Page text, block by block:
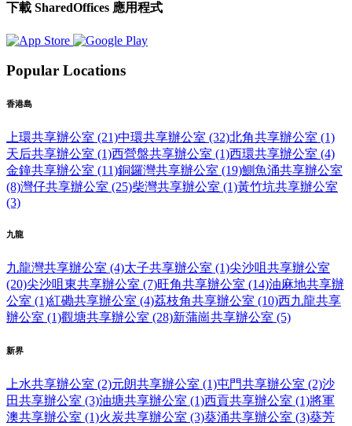
下載 SharedOffices 應用程式
Popular Locations
香港島
上環共享辦公室 (21)中環共享辦公室 (32)北角共享辦公室 (1)
天后共享辦公室 (1)西營盤共享辦公室 (1)西環共享辦公室 (4)
金鐘共享辦公室 (11)銅鑼灣共享辦公室 (19)鰂魚涌共享辦公室
(8)灣仔共享辦公室 (25)柴灣共享辦公室 (1)黃竹坑共享辦公室
(3)
九龍
九龍灣共享辦公室 (4)太子共享辦公室 (1)尖沙咀共享辦公室
(20)尖沙咀東共享辦公室 (7)旺角共享辦公室 (14)油麻地共享辦
公室 (1)紅磡共享辦公室 (4)荔枝角共享辦公室 (10)西九龍共享
辦公室 (1)觀塘共享辦公室 (28)新蒲崗共享辦公室 (5)
新界
上水共享辦公室 (2)元朗共享辦公室 (1)屯門共享辦公室 (2)沙
田共享辦公室 (3)油塘共享辦公室 (1)西貢共享辦公室 (1)將軍
澳共享辦公室 (1)火炭共享辦公室 (3)葵涌共享辦公室 (3)葵芳